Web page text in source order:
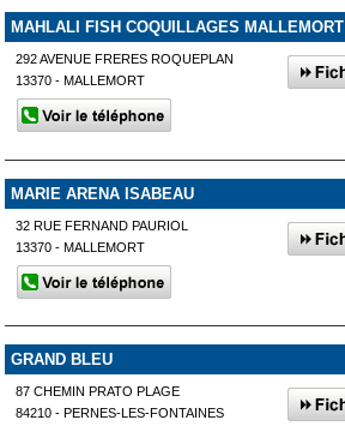
MAHLALI FISH COQUILLAGES MALLEMORT
292 AVENUE FRERES ROQUEPLAN
13370 - MALLEMORT
MARIE ARENA ISABEAU
32 RUE FERNAND PAURIOL
13370 - MALLEMORT
GRAND BLEU
87 CHEMIN PRATO PLAGE
84210 - PERNES-LES-FONTAINES